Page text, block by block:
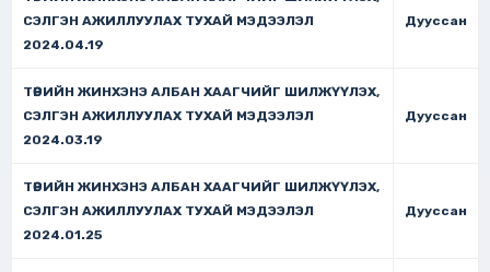
СЭЛГЭН АЖИЛЛУУЛАХ ТУХАЙ МЭДЭЭЛЭЛ
2024.04.19
Дууссан
ТӨРИЙН ЖИНХЭНЭ АЛБАН ХААГЧИЙГ ШИЛЖҮҮЛЭХ,
СЭЛГЭН АЖИЛЛУУЛАХ ТУХАЙ МЭДЭЭЛЭЛ
2024.03.19
Дууссан
ТӨРИЙН ЖИНХЭНЭ АЛБАН ХААГЧИЙГ ШИЛЖҮҮЛЭХ,
СЭЛГЭН АЖИЛЛУУЛАХ ТУХАЙ МЭДЭЭЛЭЛ
2024.01.25
Дууссан